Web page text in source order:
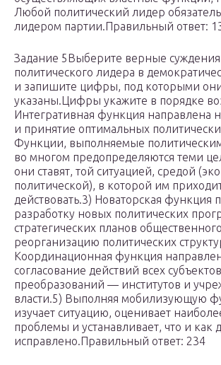
Любой политический лидер
лидером партии.Правильный ответ:
Задание 5Выберите верные
политического лидера в
и запишите цифры, под которыми
указаны.Цифры ука­жи­те в по­ряд­ке
Интегративная функция направлена
и принятие оптимальных
Функции, выполняемые
во многом предопределяются теми
они ставят, той ситуацией, средой
политической), в которой им
действовать.3) Новаторская функция
разработку новых политических
стратегических планов
реорганизацию политических
Координационная функция
согласование действий всех
преобразований — институтов и
власти.5) Выполняя мобилизующую
изучает ситуацию, оценивает
проблемы и устанавливает, что и как
исправлено.Правильный ответ: 234